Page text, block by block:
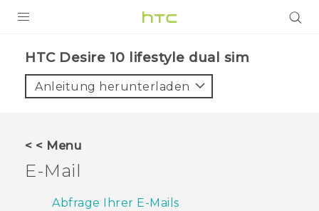
VIVE
HTC Desire 10 lifestyle dual sim‎
Anleitung herunterladen
< < Menu
E-Mail
Abfrage Ihrer E-Mails